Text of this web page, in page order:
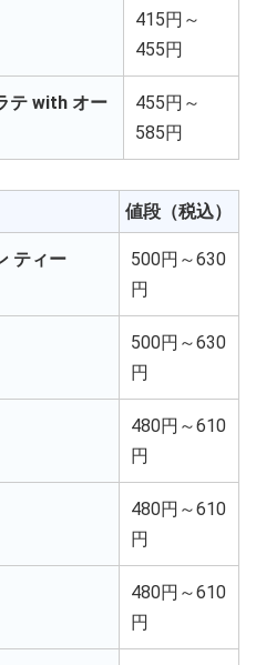
415円～
455円
テ with オー
455円～
585円
値段（税込）
ティー
500円～630
円
500円～630
円
480円～610
円
480円～610
円
480円～610
円